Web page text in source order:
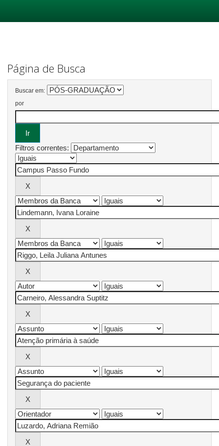
Página de Busca
Buscar em:
por
Filtros correntes: